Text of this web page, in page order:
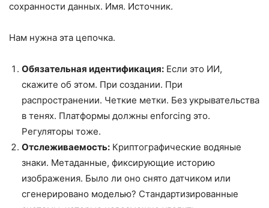
сохранности данных. Имя. Источник.
Нам нужна эта цепочка.
Обязательная идентификация: Если это ИИ,
скажите об этом. При создании. При
распространении. Четкие метки. Без укрывательства
в тенях. Платформы должны enforcing это.
Регуляторы тоже.
Отслеживаемость: Криптографические водяные
знаки. Метаданные, фиксирующие историю
изображения. Было ли оно снято датчиком или
сгенерировано моделью? Стандартизированные